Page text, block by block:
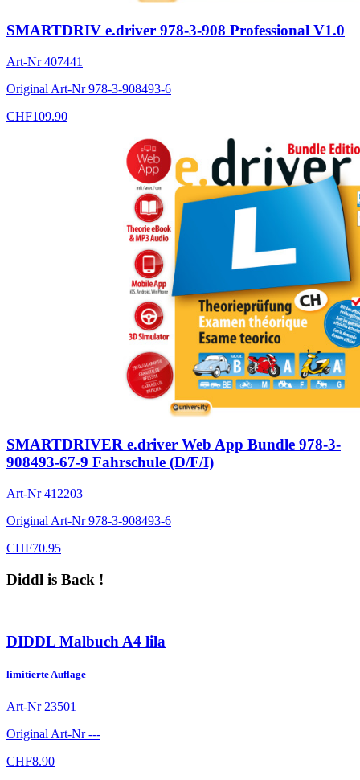
SMARTDRIV e.driver 978-3-908 Professional V1.0
Art-Nr407441
Original Art-Nr978-3-908493-6
CHF109.90
SMARTDRIVER e.driver Web App Bundle 978-3-
908493-67-9 Fahrschule (D/F/I)
Art-Nr412203
Original Art-Nr978-3-908493-6
CHF70.95
Diddl is Back !
DIDDL Malbuch A4 lila
limitierte Auflage
Art-Nr 23501
Original Art-Nr---
CHF8.90